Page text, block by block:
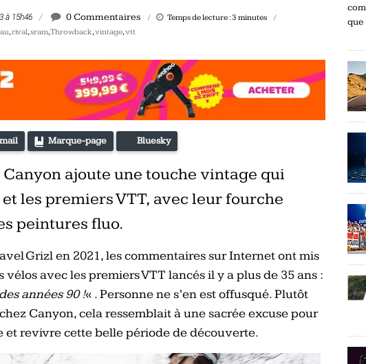
à 15h46 0 Commentaires Temps de lecture :3 minutes
,rival,sram,Throwback,vintage,vtt
Marque-page Bluesky
ajoute une touche vintage qui
les premiers VTT, avec leur fourche
peintures fluo.
Grizl en 2021, les commentaires sur Internet ont mis
avec les premiers VTT lancés il y a plus de 35 ans :
années 90 !« . Personne ne s’en est offusqué. Plutôt
Canyon, cela ressemblait à une sacrée excuse pour
et revivre cette belle période de découverte.
que